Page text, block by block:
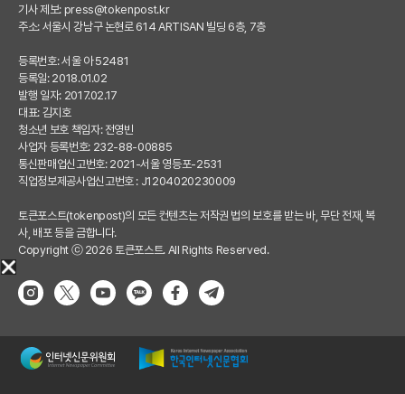
기사 제보: press@tokenpost.kr
주소: 서울시 강남구 논현로 614 ARTISAN 빌딩 6층, 7층
등록번호: 서울 아 52481
등록일: 2018.01.02
발행 일자: 2017.02.17
대표: 김지호
청소년 보호 책임자: 전영빈
사업자 등록번호: 232-88-00885
통신판매업신고번호: 2021-서울 영등포-2531
직업정보제공사업신고번호 : J1204020230009
토큰포스트(tokenpost)의 모든 컨텐츠는 저작권 법의 보호를 받는 바, 무단 전재, 복
사, 배포 등을 금합니다.
Copyright ⓒ 2026 토큰포스트. All Rights Reserved.